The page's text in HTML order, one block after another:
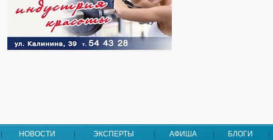
НОВОСТИ ЭКСПЕРТЫ АФИША БЛОГИ